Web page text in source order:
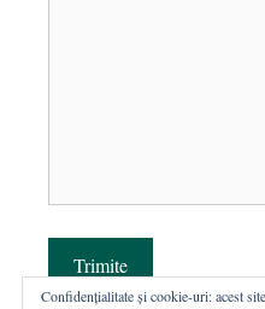
Trimite
Confidențialitate și cookie-uri: acest